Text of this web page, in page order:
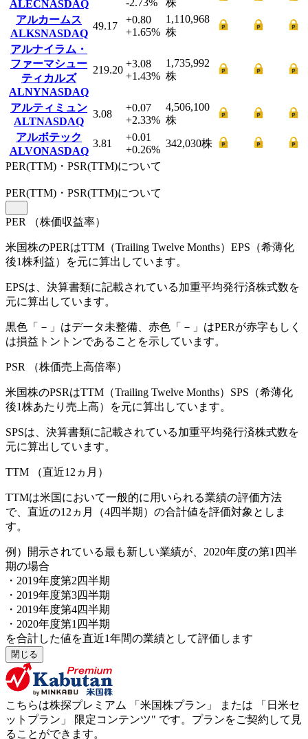
ALECNASDAQ
アルカームス
ALKSNASDAQ
49.17
+0.80
+1.65%
1,110,968
株
アルナイラム・
ファーマシュー
ティカルズ
ALNYNASDAQ
219.20
+3.08
+1.43%
1,735,992
株
アルティミュン
ALTNASDAQ
3.08
+0.07
+2.33%
4,506,100
株
アルボテック
ALVONASDAQ
3.81
+0.01
+0.26%
342,030株
PER(TTM)・PSR(TTM)について
PER(TTM) ・PSR(TTM)について
PER （株価収益率）
米国株のPERはTTM（Trailing Twelve Months）EPS（希薄化
後1株利益）を元に算出しています。
EPSは、決算書類に記載されている加重平均発行済株式数を
元に算出しています。
黒色「－」はデータ未整備、赤色「 － 」はPERが赤字もしく
は損益トントンであることを示しています。
PSR （株価売上高倍率）
米国株のPSRはTTM（Trailing Twelve Months）SPS（希薄化
後1株あたり売上高）を元に算出しています。
SPSは、決算書類に記載されている加重平均発行済株式数を
元に算出しています。
TTM （直近12ヵ月）
TTMは米国において一般的に用いられる業績の評価方法
で、直近の12ヵ月（4四半期）の合計値を評価対象としま
す。
例）開示されている最も新しい業績が、2020年度の第1四半
期の場合
・2019年度第2四半期
・2019年度第3四半期
・2019年度第4四半期
・2020年度第1四半期
を合計した値を直近1年間の業績として評価します
閉じる
こちらは株探プレミアム 「 米国株プラン 」 または 「 日米セ
ットプラン 」 限定コンテンツ" です。プランをご契約して見
ることができます。